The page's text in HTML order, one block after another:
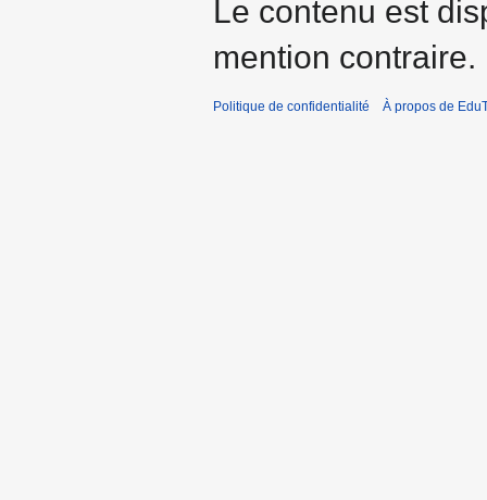
Le contenu est
mention contraire.
Politique de confidentialité À propos de